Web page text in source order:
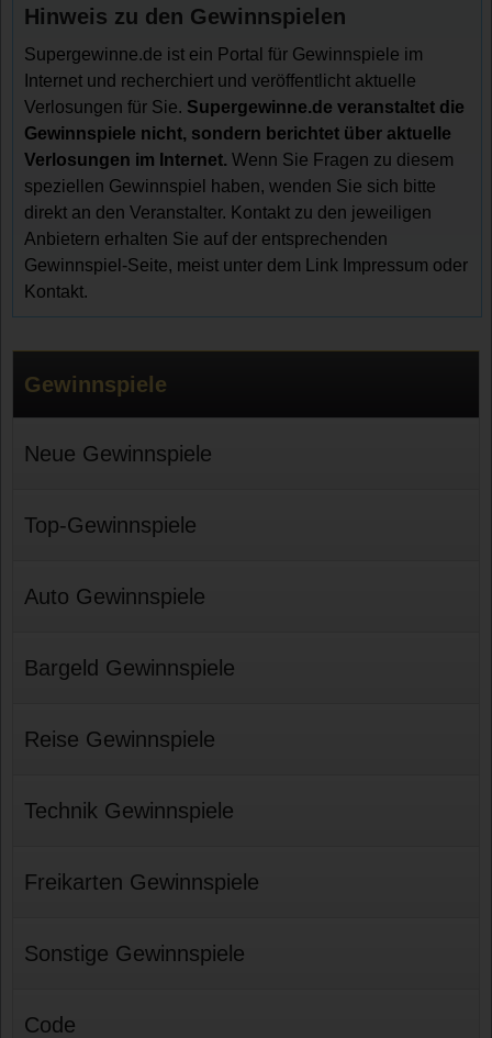
Hinweis zu den Gewinnspielen
Supergewinne.de ist ein Portal für Gewinnspiele im
Internet und recherchiert und veröffentlicht aktuelle
Verlosungen für Sie. Supergewinne.de veranstaltet die
Gewinnspiele nicht, sondern berichtet über aktuelle
Verlosungen im Internet. Wenn Sie Fragen zu diesem
speziellen Gewinnspiel haben, wenden Sie sich bitte
direkt an den Veranstalter. Kontakt zu den jeweiligen
Anbietern erhalten Sie auf der entsprechenden
Gewinnspiel-Seite, meist unter dem Link Impressum oder
Kontakt.
Gewinnspiele
Neue Gewinnspiele
Top-Gewinnspiele
Auto Gewinnspiele
Bargeld Gewinnspiele
Reise Gewinnspiele
Technik Gewinnspiele
Freikarten Gewinnspiele
Sonstige Gewinnspiele
Code